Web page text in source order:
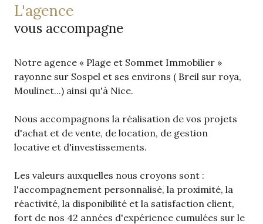
l'agence
vous accompagne
Notre agence « Plage et Sommet Immobilier »
rayonne sur Sospel et ses environs ( Breil sur roya,
Moulinet...) ainsi qu'à Nice.
Nous accompagnons la réalisation de vos projets
d'achat et de vente, de location, de gestion
locative et d'investissements.
Les valeurs auxquelles nous croyons sont :
l'accompagnement personnalisé, la proximité, la
réactivité, la disponibilité et la satisfaction client,
fort de nos 42 années d'expérience cumulées sur le